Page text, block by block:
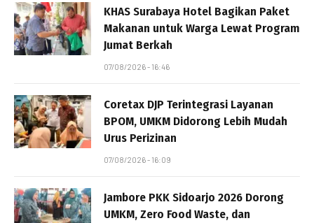
KHAS Surabaya Hotel Bagikan Paket
Makanan untuk Warga Lewat Program
Jumat Berkah
07/08/2026 - 16:46
Coretax DJP Terintegrasi Layanan
BPOM, UMKM Didorong Lebih Mudah
Urus Perizinan
07/08/2026 - 16:09
Jambore PKK Sidoarjo 2026 Dorong
UMKM, Zero Food Waste, dan